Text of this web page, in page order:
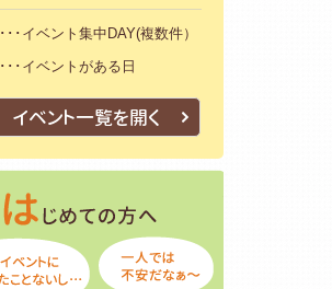
･･･イベント集中DAY(複数件）
･･･イベントがある日
イベント一覧を開く
はじめての方